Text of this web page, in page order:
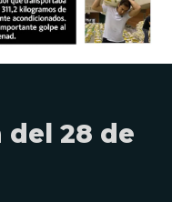
del 28 de